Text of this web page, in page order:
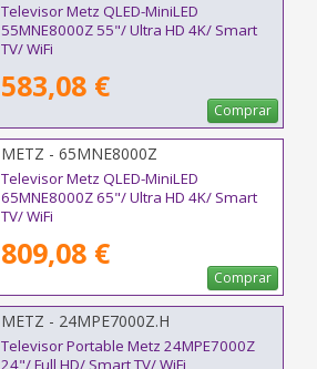
Televisor Metz QLED-MiniLED
55MNE8000Z 55"/ Ultra HD 4K/ Smart
TV/ WiFi
583,08 €
Comprar
METZ - 65MNE8000Z
Televisor Metz QLED-MiniLED
65MNE8000Z 65"/ Ultra HD 4K/ Smart
TV/ WiFi
809,08 €
Comprar
METZ - 24MPE7000Z.H
Televisor Portable Metz 24MPE7000Z
24"/ Full HD/ Smart TV/ WiFi